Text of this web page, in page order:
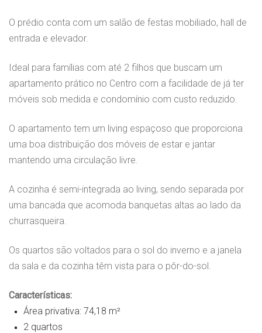
O prédio conta com um salão de festas mobiliado, hall de
entrada e elevador.
Ideal para famílias com até 2 filhos que buscam um
apartamento prático no Centro com a facilidade de já ter
móveis sob medida e condomínio com custo reduzido.
O apartamento tem um living espaçoso que proporciona
uma boa distribuição dos móveis de estar e jantar
mantendo uma circulação livre.
A cozinha é semi-integrada ao living, sendo separada por
uma bancada que acomoda banquetas altas ao lado da
churrasqueira.
Os quartos são voltados para o sol do inverno e a janela
da sala e da cozinha têm vista para o pôr-do-sol.
Características:
Área privativa: 74,18 m²
2 quartos